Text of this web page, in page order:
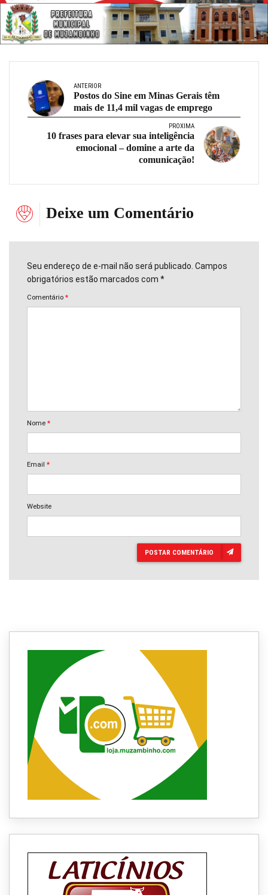
ANTERIOR
Postos do Sine em Minas Gerais têm
mais de 11,4 mil vagas de emprego
PRÓXIMA
10 frases para elevar sua inteligência
emocional – domine a arte da
comunicação!
Deixe um Comentário
Seu endereço de e-mail não será publicado. Campos
obrigatórios estão marcados com *
Comentário *
Nome *
Email *
Website
POSTAR COMENTÁRIO